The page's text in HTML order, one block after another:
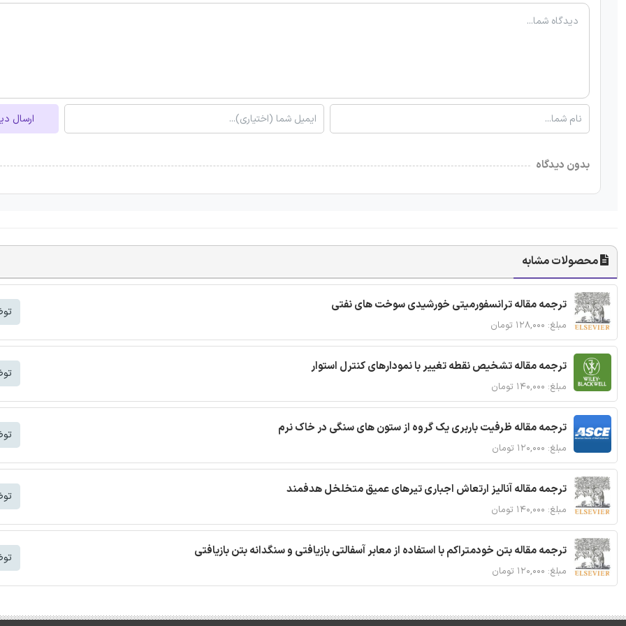
ارسال
بدون دیدگاه
محصولات مشابه
ترجمه مقاله ترانسفورمیتی خورشیدی سوخت های نفتی
مبلغ: ۱۲۸,۰۰۰ تومان
ترجمه مقاله تشخیص نقطه تغییر با نمودارهای کنترل استوار
مبلغ: ۱۴۰,۰۰۰ تومان
ترجمه مقاله ظرفیت باربری یک گروه از ستون های سنگی در خاک نرم
مبلغ: ۱۲۰,۰۰۰ تومان
ترجمه مقاله آنالیز ارتعاش اجباری تیرهای عمیق متخلخل هدفمند
مبلغ: ۱۴۰,۰۰۰ تومان
ترجمه مقاله بتن خودمتراکم با استفاده از معابر آسفالتی بازیافتی و سنگدانه بتن بازیافتی
مبلغ: ۱۲۰,۰۰۰ تومان